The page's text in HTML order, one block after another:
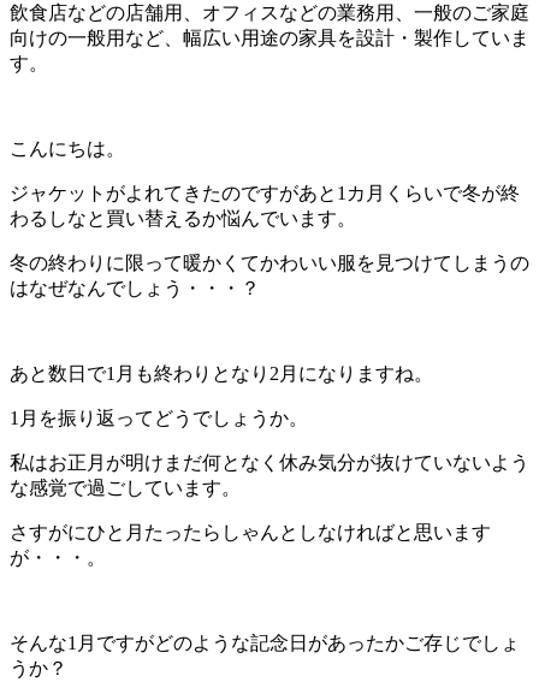
飲食店などの店舗用、オフィスなどの業務用、一般のご家庭
向けの一般用など、幅広い用途の家具を設計・製作していま
す。
こんにちは。
ジャケットがよれてきたのですがあと1カ月くらいで冬が終
わるしなと買い替えるか悩んでいます。
冬の終わりに限って暖かくてかわいい服を見つけてしまうの
はなぜなんでしょう・・・？
あと数日で1月も終わりとなり2月になりますね。
1月を振り返ってどうでしょうか。
私はお正月が明けまだ何となく休み気分が抜けていないよう
な感覚で過ごしています。
さすがにひと月たったらしゃんとしなければと思います
が・・・。
そんな1月ですがどのような記念日があったかご存じでしょ
うか？